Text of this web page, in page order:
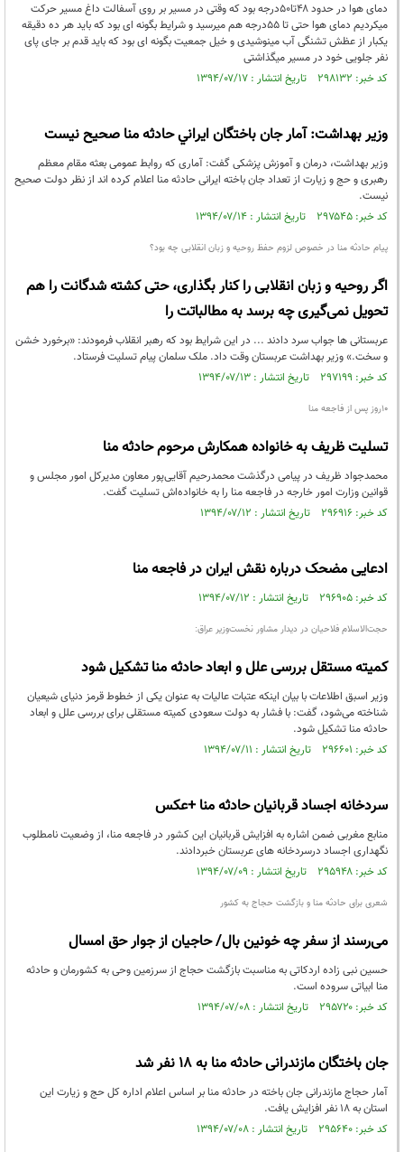
دمای هوا در حدود ۴۸تا۵۰درجه بود که وقتی در مسیر بر روی آسفالت داغ مسیر حرکت
میکردیم دمای هوا حتی تا ۵۵درجه هم میرسید و شرایط بگونه ای بود که باید هر ده دقیقه
یکبار از عظش تشنگی آب مینوشیدی و خیل جمعیت بگونه ای بود که باید قدم بر جای پای
نفر جلویی خود در مسیر میگذاشتی
کد خبر: ۲۹۸۱۳۲ تاریخ انتشار : ۱۳۹۴/۰۷/۱۷
وزير بهداشت: آمار جان باختگان ايراني حادثه منا صحيح نيست
وزیر بهداشت، درمان و آموزش پزشکی گفت: آماری که روابط عمومی بعثه مقام معظم
رهبری و حج و زیارت از تعداد جان باخته ایرانی حادثه منا اعلام کرده اند از نظر دولت صحیح
نیست.
کد خبر: ۲۹۷۵۴۵ تاریخ انتشار : ۱۳۹۴/۰۷/۱۴
پیام حادثه منا در خصوص لزوم حفظ روحیه و زبان انقلابی چه بود؟
اگر روحیه و زبان انقلابی را کنار بگذاری، حتی کشته شدگانت را هم
تحویل نمی‌گیری چه برسد به مطالباتت را
عربستانی ها جواب سرد دادند ... در این شرایط بود که رهبر انقلاب فرمودند: «برخورد خشن
و سخت.» وزیر بهداشت عربستان وقت داد. ملک سلمان پیام تسلیت فرستاد.
کد خبر: ۲۹۷۱۹۹ تاریخ انتشار : ۱۳۹۴/۰۷/۱۳
10روز پس از فاجعه منا
تسلیت ظریف به خانواده همکارش مرحوم حادثه منا
محمدجواد ظریف در پیامی درگذشت محمد‌رحیم آقایی‌پور معاون مدیرکل امور مجلس و
قوانین وزارت امور خارجه در فاجعه منا را به خانواده‌اش تسلیت گفت.
کد خبر: ۲۹۶۹۱۶ تاریخ انتشار : ۱۳۹۴/۰۷/۱۲
ادعایی مضحک درباره نقش ایران در فاجعه منا
کد خبر: ۲۹۶۹۰۵ تاریخ انتشار : ۱۳۹۴/۰۷/۱۲
حجت‌الاسلام فلاحیان در دیدار مشاور نخست‌وزیر عراق:
کمیته مستقل بررسی علل و ابعاد حادثه منا تشکیل شود
وزیر اسبق اطلاعات با بیان اینکه عتبات عالیات به عنوان یکی از خطوط قرمز دنیای شیعیان
شناخته می‌شود، گفت: با فشار به دولت سعودی کمیته مستقلی برای بررسی علل و ابعاد
حادثه منا تشکیل شود.
کد خبر: ۲۹۶۶۰۱ تاریخ انتشار : ۱۳۹۴/۰۷/۱۱
سردخانه اجساد قربانیان حادثه منا +عکس
منابع مغربی ضمن اشاره به افزایش قربانیان این کشور در فاجعه منا، از وضعیت نامطلوب
نگهداری اجساد درسردخانه های عربستان خبردادند.
کد خبر: ۲۹۵۹۴۸ تاریخ انتشار : ۱۳۹۴/۰۷/۰۹
شعری برای حادثه منا و بازگشت حجاج به کشور
می‌رسند از سفر چه خونین بال/ حاجیان از جوار حق امسال
حسین نبی زاده اردکاتی به مناسبت بازگشت حجاج از سرزمین وحی به کشورمان و حادثه
منا ابیاتی سروده است.
کد خبر: ۲۹۵۷۲۰ تاریخ انتشار : ۱۳۹۴/۰۷/۰۸
جان باختگان مازندرانی حادثه منا به 18 نفر شد
آمار حجاج مازندرانی جان باخته در حادثه منا بر اساس اعلام اداره کل حج و زیارت این
استان به 18 نفر افزایش یافت.
کد خبر: ۲۹۵۶۴۰ تاریخ انتشار : ۱۳۹۴/۰۷/۰۸